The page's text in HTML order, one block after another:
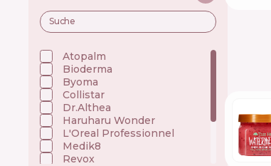
Sonnenschutzcreme
Körperspray
Maskara
Shampoo
Atopalm 🇰🇷
Bioderma 🇫🇷
Byoma 🇬🇧
Collistar 🇮🇹
Dr.Althea 🇰🇷
Haruharu Wonder 🇰🇷
L'Oreal Professionnel 🇫🇷
Medik8 🇬🇧
Revox 🇧🇬